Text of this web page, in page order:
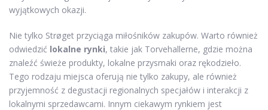
wyjątkowych okazji.
Nie tylko Strøget przyciąga miłośników zakupów. Warto również
odwiedzić lokalne rynki, takie jak Torvehallerne, gdzie można
znaleźć świeże produkty, lokalne przysmaki oraz rękodzieło.
Tego rodzaju miejsca oferują nie tylko zakupy, ale również
przyjemność z degustacji regionalnych specjałów i interakcji z
lokalnymi sprzedawcami. Innym ciekawym rynkiem jest